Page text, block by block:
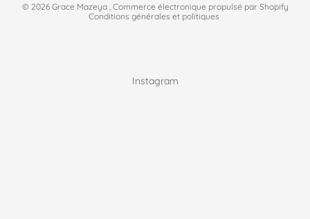
© 2026 Grace Mazeya Commerce électronique propulsé par Shopify
Conditions générales et politiques
Instagram